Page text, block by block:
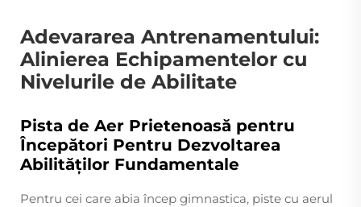
Adevararea Antrenamentului:
Alinierea Echipamentelor cu
Nivelurile de Abilitate
Pista de Aer Prietenoasă pentru
Începători Pentru Dezvoltarea
Abilităților Fundamentale
Pentru cei care abia încep gimnastica, piste cu aerul